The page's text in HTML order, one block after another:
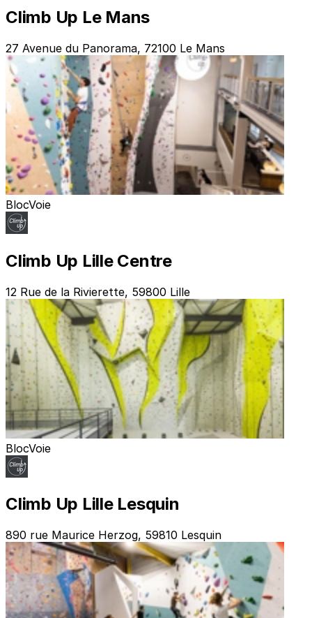
Climb Up Le Mans
27 Avenue du Panorama, 72100 Le Mans
BlocVoie
Climb Up Lille Centre
12 Rue de la Rivierette, 59800 Lille
BlocVoie
Climb Up Lille Lesquin
890 rue Maurice Herzog, 59810 Lesquin